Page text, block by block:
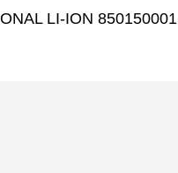
LI-ION 850150001